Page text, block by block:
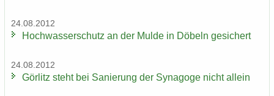
24.08.2012
Hoch­was­ser­schutz an der Mulde in Dö­beln ge­si­chert
24.08.2012
Gör­litz steht bei Sa­nie­rung der Syn­ago­ge nicht al­lein